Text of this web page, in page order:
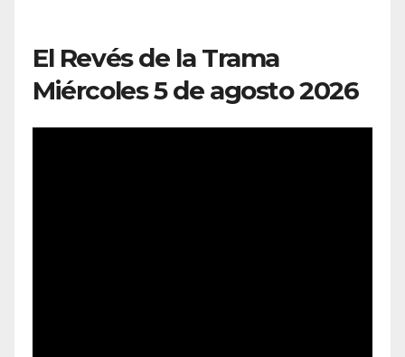
El Revés de la Trama
Miércoles 5 de agosto 2026